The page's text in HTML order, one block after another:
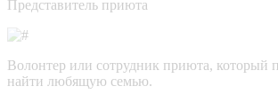
Представитель приюта
Волонтер или сотрудник приюта, который
найти любящую семью.